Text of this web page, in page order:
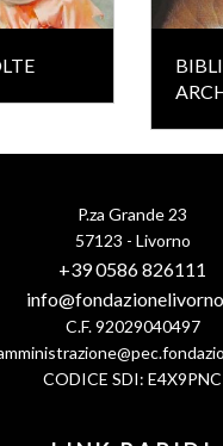
P.za Grande 23
57123 - Livorno
+39 0586 826111
C.F. 92029040497
CODICE SDI: E4X9PNC